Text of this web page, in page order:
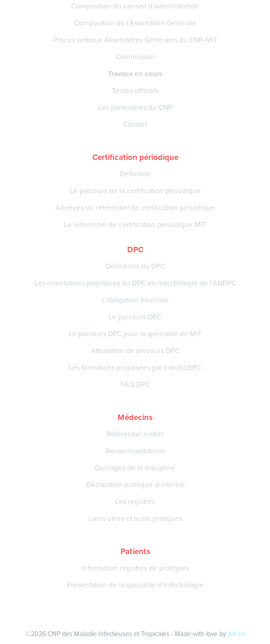
Composition du conseil d’administration
Composition de l’Assemblée Générale
Procès verbaux Assemblées Générales du CNP-MIT
Commission
Travaux en cours
Textes officiels
Les partenaires du CNP
Contact
Certification périodique
Définition
Le parcours de la certification périodique
Annexes du référentiel de certification périodique
Le référentiel de certification périodique MIT
DPC
Définitions du DPC
Les orientations prioritaires du DPC en infectiologie de l’ANDPC
L’obligation triennale
Le parcours DPC
Le parcours DPC pour la spécialité de MIT
Attestation de parcours DPC
Les formations proposées par InfectioDPC
FAQ DPC
Médecins
Référentiel métier
Recommandations
Ouvrages de la discipline
Déclaration publique d’intérêts
Les registres
Liens utiles et outils pratiques
Patients
Information registres de pratiques
Présentation de la spécialité d’infectiologie
©2026 CNP des Maladie Infectieuses et Tropicales - Made with love byAlfred